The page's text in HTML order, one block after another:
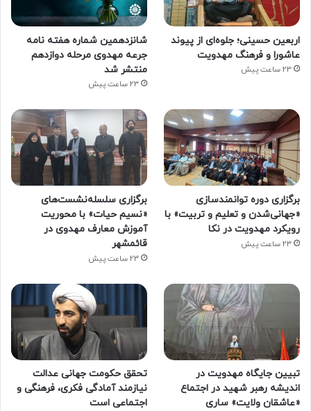
اربعین حسینی؛ جلوه‌ای از پیوند
عاشورا و فرهنگ مهدویت
23 ساعت پیش
شانزدهمین شماره هفته‌ نامه
جرعه مهدوی مرحله دوازدهم
منتشر شد
23 ساعت پیش
برگزاری دوره توانمندسازی
«جهانی‌شدن و تعلیم و تربیت» با
رویکرد مهدویت در نکا
23 ساعت پیش
برگزاری سلسله‌نشست‌های
«نسیم حیات» با محوریت
آموزش معارف مهدوی در
قائمشهر
23 ساعت پیش
تبیین جایگاه مهدویت در
اندیشه رهبر شهید در اجتماع
«عاشقان ولایت» ساری
تحقق حکومت جهانی عدالت
نیازمند آمادگی فکری، فرهنگی و
اجتماعی است